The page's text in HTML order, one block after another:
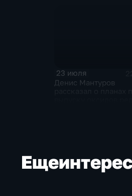
23 июля
Денис Мантуров
Еще